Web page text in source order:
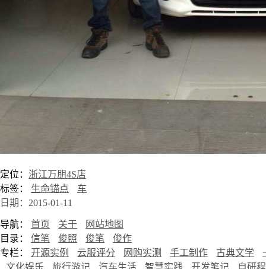
定位： 浙江万朋4S店
标签： 生命锚点
车
日期：2015-01-11
导航： 首页 关于
网站地图
目录： 信笔 俊照 俊笔
俊作
专栏： 开源实例 云服评分 网购实测 手工制作 古典文学
文化娱乐
旅行游记 汽车生活 智慧实践 开发笔记
自研